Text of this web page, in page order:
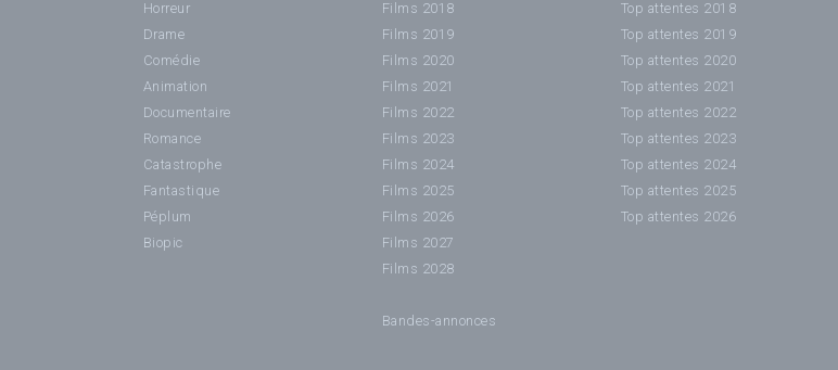
Horreur
Drame
Comédie
Animation
Documentaire
Romance
Catastrophe
Fantastique
Péplum
Biopic
Films 2018
Films 2019
Films 2020
Films 2021
Films 2022
Films 2023
Films 2024
Films 2025
Films 2026
Films 2027
Films 2028
Bandes-annonces
Top attentes 2018
Top attentes 2019
Top attentes 2020
Top attentes 2021
Top attentes 2022
Top attentes 2023
Top attentes 2024
Top attentes 2025
Top attentes 2026